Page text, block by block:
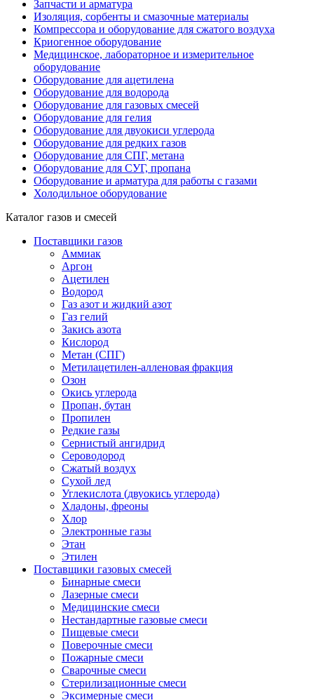
Запчасти и арматура
Изоляция, сорбенты и смазочные материалы
Компрессора и оборудование для сжатого воздуха
Криогенное оборудование
Медицинское, лабораторное и измерительное
оборудование
Оборудование для ацетилена
Оборудование для водорода
Оборудование для газовых смесей
Оборудование для гелия
Оборудование для двуокиси углерода
Оборудование для редких газов
Оборудование для СПГ, метана
Оборудование для СУГ, пропана
Оборудование и арматура для работы с газами
Холодильное оборудование
Каталог газов и смесей
Поставщики газов
Аммиак
Аргон
Ацетилен
Водород
Газ азот и жидкий азот
Газ гелий
Закись азота
Кислород
Метан (СПГ)
Метилацетилен-алленовая фракция
Озон
Окись углерода
Пропан, бутан
Пропилен
Редкие газы
Сернистый ангидрид
Сероводород
Сжатый воздух
Сухой лед
Углекислота (двуокись углерода)
Хладоны, фреоны
Хлор
Электронные газы
Этан
Этилен
Поставщики газовых смесей
Бинарные смеси
Лазерные смеси
Медицинские смеси
Нестандартные газовые смеси
Пищевые смеси
Поверочные смеси
Пожарные смеси
Сварочные смеси
Стерилизационные смеси
Эксимерные смеси